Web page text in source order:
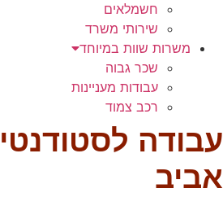
חשמלאים
שירותי משרד
משרות שוות במיוחד
שכר גבוה
עבודות מעניינות
רכב צמוד
עבודה
אביב